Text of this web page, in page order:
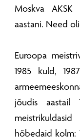
Moskva AKSK
aastani. Need
Euroopa
1985 kuld,
jõudis aastail
hõbedaid kolm: